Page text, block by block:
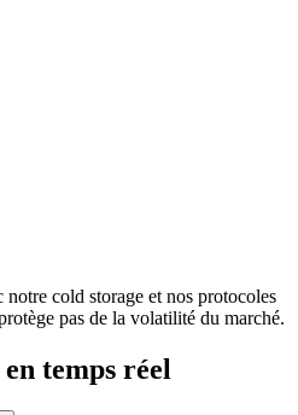
cold storage et nos protocoles
pas de la volatilité du marché.
temps réel